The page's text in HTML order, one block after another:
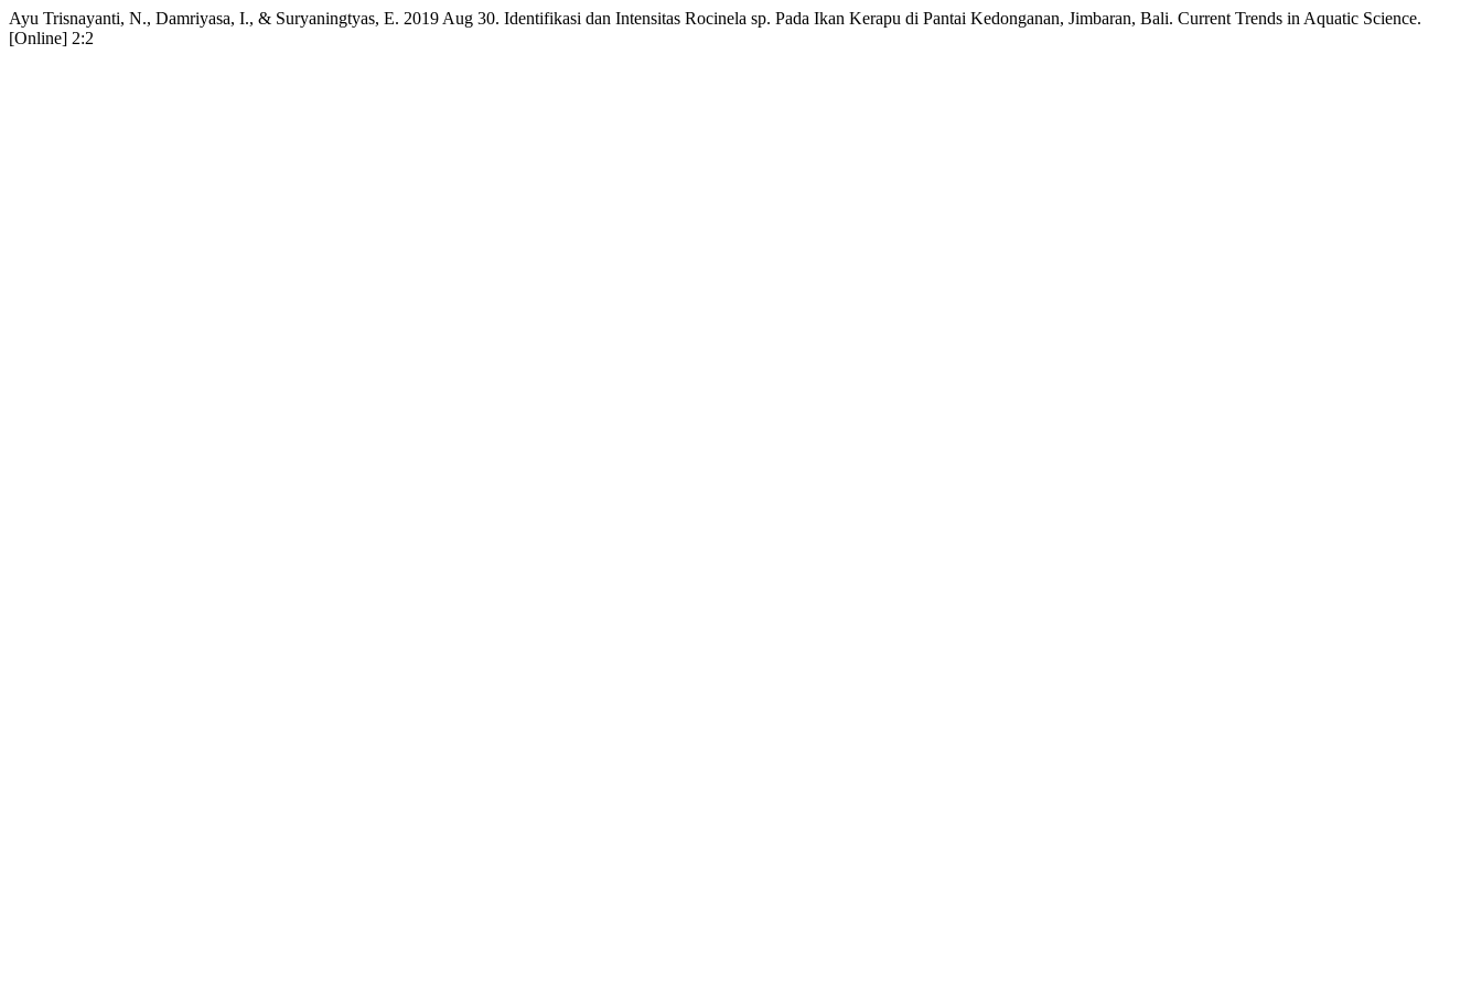
Ayu Trisnayanti, N., Damriyasa, I., & Suryaningtyas, E. 2019 Aug 30. Identifikasi dan Intensitas Rocinela sp. Pada Ikan Kerapu di Pantai Kedonganan, Jimbaran, Bali. Current Trends in Aquatic Science.
[Online] 2:2